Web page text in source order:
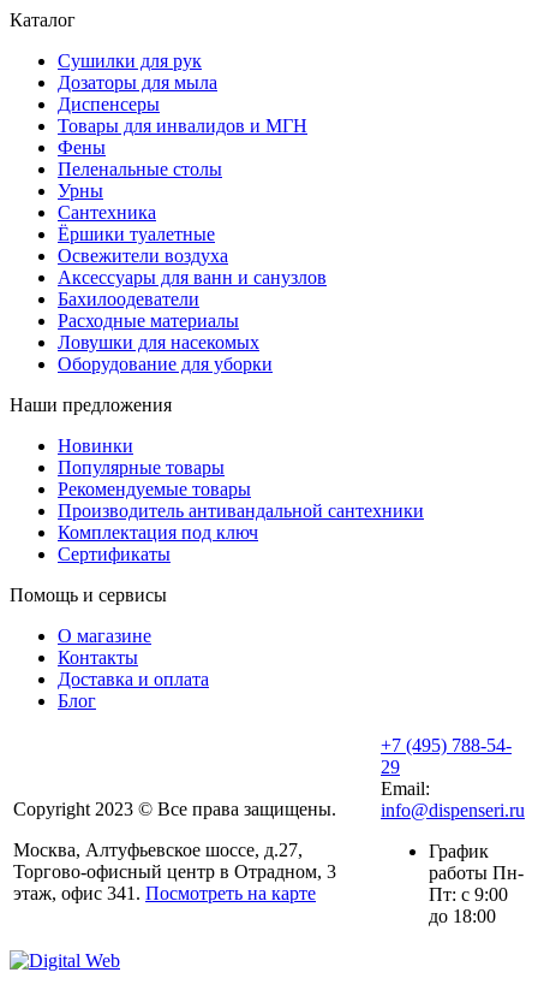
Каталог
Сушилки для рук
Дозаторы для мыла
Диспенсеры
Товары для инвалидов и МГН
Фены
Пеленальные столы
Урны
Сантехника
Ёршики туалетные
Освежители воздуха
Аксессуары для ванн и санузлов
Бахилоодеватели
Расходные материалы
Ловушки для насекомых
Оборудование для уборки
Наши предложения
Новинки
Популярные товары
Рекомендуемые товары
Производитель антивандальной сантехники
Комплектация под ключ
Сертификаты
Помощь и сервисы
О магазине
Контакты
Доставка и оплата
Блог
Copyright 2023 © Все права защищены.
Москва, Алтуфьевское шоссе, д.27,
Торгово-офисный центр в Отрадном, 3
этаж, офис 341. Посмотреть на карте
+7 (495) 788-54-
29
Email:
info@dispenseri.ru
График
работы Пн-
Пт: с 9:00
до 18:00